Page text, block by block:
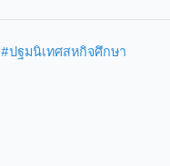
#ปฐมนิเทศสหกิจศึกษา